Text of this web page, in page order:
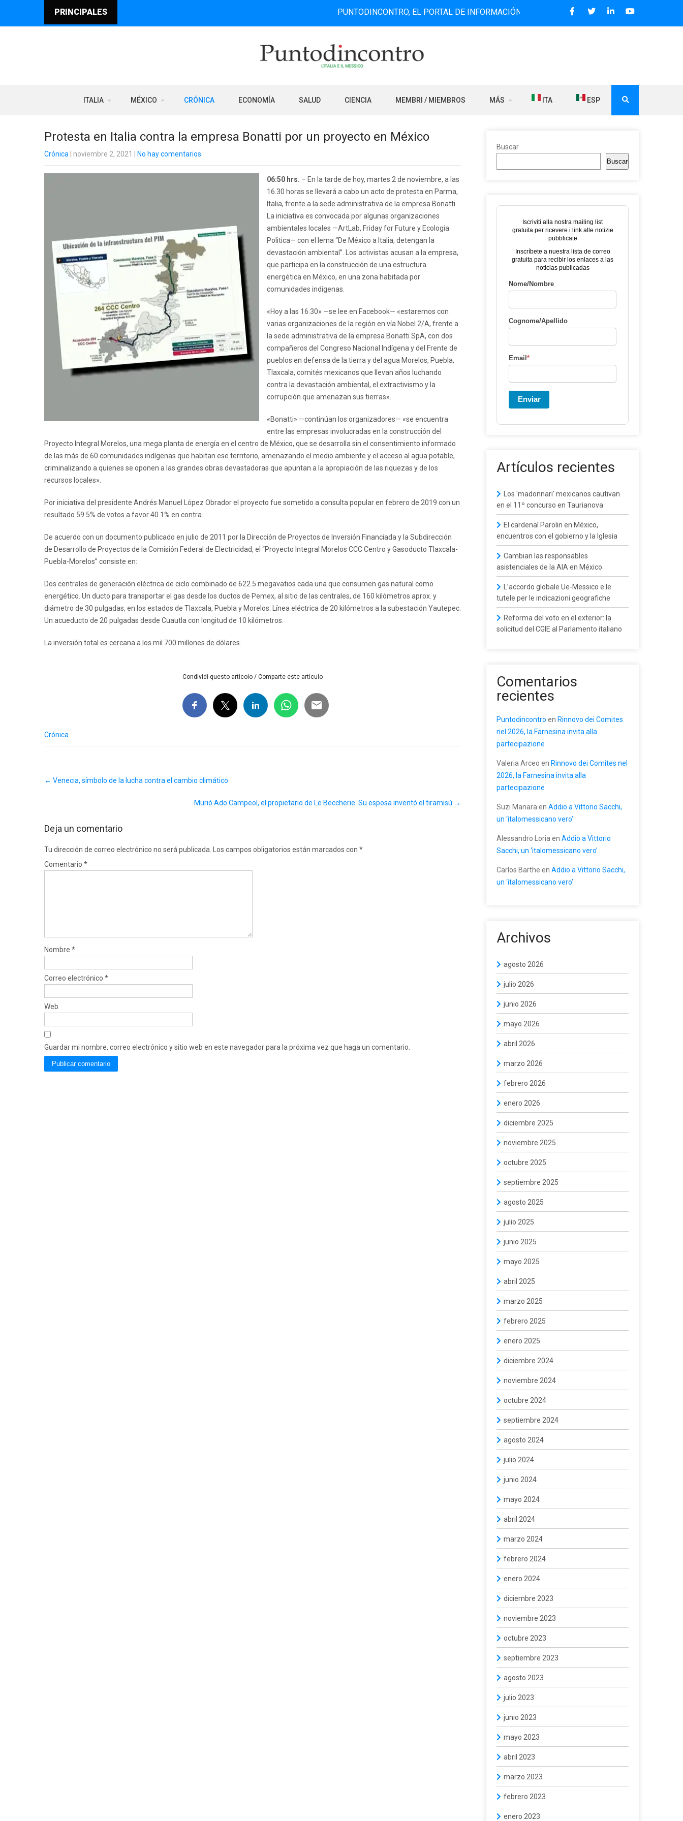
PRINCIPALES PUNTODINCONTRO, EL PORTAL DE INFORMACIÓN BILINGÜE QUE DESDE 2006 DIFUNDE NOTICIAS
ITALIA MÉXICO CRÓNICA ECONOMÍA SALUD CIENCIA MEMBRI / MIEMBROS MÁS ITA ESP
Protesta en Italia contra la empresa Bonatti por un proyecto en México
Crónica | noviembre 2, 2021 No hay comentarios
06:50 hrs. – En la tarde de hoy, martes 2 de noviembre, a las
16.30 horas se llevará a cabo un acto de protesta en Parma,
Italia, frente a la sede administrativa de la empresa Bonatti.
La iniciativa es convocada por algunas organizaciones
ambientales locales —ArtLab, Friday for Future y Ecologia
Politica— con el lema “De México a Italia, detengan la
devastación ambiental”. Los activistas acusan a la empresa,
que participa en la construcción de una estructura
energética en México, en una zona habitada por
comunidades indígenas.
«Hoy a las 16:30» —se lee en Facebook— «estaremos con
varias organizaciones de la región en vía Nobel 2/A, frente a
la sede administrativa de la empresa Bonatti SpA, con dos
compañeros del Congreso Nacional Indígena y del Frente de
pueblos en defensa de la tierra y del agua Morelos, Puebla,
Tlaxcala, comités mexicanos que llevan años luchando
contra la devastación ambiental, el extractivismo y la
corrupción que amenazan sus tierras».
«Bonatti» —continúan los organizadores— «se encuentra
entre las empresas involucradas en la construcción del
Proyecto Integral Morelos, una mega planta de energía en el centro de México, que se desarrolla sin el consentimiento informado
de las más de 60 comunidades indígenas que habitan ese territorio, amenazando el medio ambiente y el acceso al agua potable,
criminalizando a quienes se oponen a las grandes obras devastadoras que apuntan a la apropiación de las riquezas y de los
recursos locales».
Por iniciativa del presidente Andrés Manuel López Obrador el proyecto fue sometido a consulta popular en febrero de 2019 con un
resultado 59.5% de votos a favor 40.1% en contra.
De acuerdo con un documento publicado en julio de 2011 por la Dirección de Proyectos de Inversión Financiada y la Subdirección
de Desarrollo de Proyectos de la Comisión Federal de Electricidad, el “Proyecto Integral Morelos CCC Centro y Gasoducto Tlaxcala-
Puebla-Morelos” consiste en:
Dos centrales de generación eléctrica de ciclo combinado de 622.5 megavatios cada una que consumen gas natural como
energético. Un ducto para transportar el gas desde los ductos de Pemex, al sitio de las centrales, de 160 kilómetros aprox. y
diámetro de 30 pulgadas, en los estados de Tlaxcala, Puebla y Morelos. Línea eléctrica de 20 kilómetros a la subestación Yautepec.
Un acueducto de 20 pulgadas desde Cuautla con longitud de 10 kilómetros.
La inversión total es cercana a los mil 700 millones de dólares.
Condividi questo articolo / Comparte este artículo
Crónica
navigation
← Venecia, símbolo de la lucha contra el cambio climático
Murió Ado Campeol, el propietario de Le Beccherie. Su esposa inventó el tiramisú →
Deja un comentario
Tu dirección de correo electrónico no será publicada. Los campos obligatorios están marcados con *
Comentario *
Nombre *
Correo electrónico *
Web
Guardar mi nombre, correo electrónico y sitio web en este navegador para la próxima vez que haga un comentario.
Buscar
Buscar
Iscriviti alla nostra mailing list
gratuita per ricevere i link alle notizie
pubblicate
Inscríbete a nuestra lista de correo
gratuita para recibir los enlaces a las
noticias publicadas
Nome/Nombre
Cognome/Apellido
Email *
Enviar
Artículos recientes
Los 'madonnari' mexicanos cautivan
en el 11º concurso en Taurianova
El cardenal Parolin en México,
encuentros con el gobierno y la Iglesia
Cambian las responsables
asistenciales de la AIA en México
L’accordo globale Ue-Messico e le
tutele per le indicazioni geografiche
Reforma del voto en el exterior: la
solicitud del CGIE al Parlamento italiano
Comentarios
recientes
Puntodincontro en Rinnovo dei Comites
nel 2026, la Farnesina invita alla
partecipazione
Valeria Arceo en Rinnovo dei Comites nel
2026, la Farnesina invita alla
partecipazione
Suzi Manara en Addio a Vittorio Sacchi,
un ‘italomessicano vero’
Alessandro Loria en Addio a Vittorio
Sacchi, un ‘italomessicano vero’
Carlos Barthe en Addio a Vittorio Sacchi,
un ‘italomessicano vero’
Archivos
agosto 2026
julio 2026
junio 2026
mayo 2026
abril 2026
marzo 2026
febrero 2026
enero 2026
diciembre 2025
noviembre 2025
octubre 2025
septiembre 2025
agosto 2025
julio 2025
junio 2025
mayo 2025
abril 2025
marzo 2025
febrero 2025
enero 2025
diciembre 2024
noviembre 2024
octubre 2024
septiembre 2024
agosto 2024
julio 2024
junio 2024
mayo 2024
abril 2024
marzo 2024
febrero 2024
enero 2024
diciembre 2023
noviembre 2023
octubre 2023
septiembre 2023
agosto 2023
julio 2023
junio 2023
mayo 2023
abril 2023
marzo 2023
febrero 2023
enero 2023